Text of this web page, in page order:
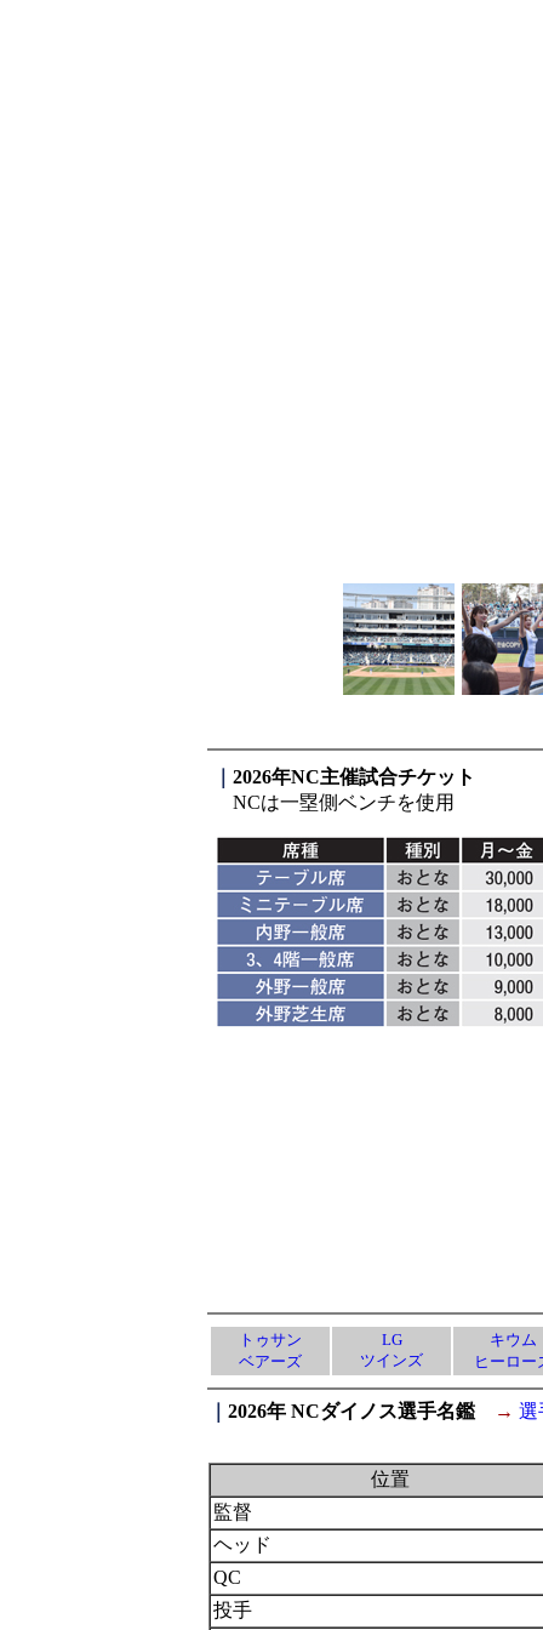
2026年NC主催試合チケット
NCは一塁側ベンチを使用
トゥサン
ベアーズ
LG
ツインズ
キウム
ヒーロー
2026年 NCダイノス選手名鑑 → 選
位置
監督
ヘッド
QC
投手